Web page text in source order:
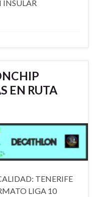
INSULAR
EN RUTA
TENERIFE
LIGA 10